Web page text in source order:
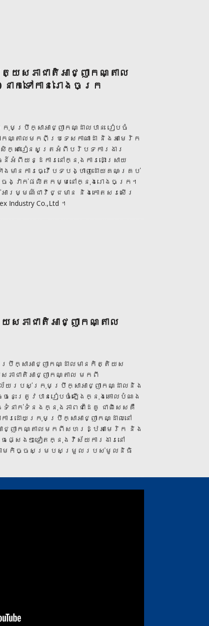
ភាជាតិអាជ្ញាកណ្តាល
ាក់ទៅកាន់រោងចក្រ
ប្រឹក្សាអាជ្ញាកណ្ដាលបាន រៀបចំ
ាលមកពីប្រទេសកាណាដា និងអាមេរិក
បីសិក្សារៀនសូត្រអំពីបរិបទការងារ
ពីយន្ដការនៅក្នុងការដោះស្រាយ
មានការធ្វើបទបង្ហាញដោយគណៈគ្រប់
និងចង្វាក់ផលិតកម្មនៅក្នុងរោងចក្រ។
ារម្មណ៍ជាវិជ្ជមាន និងកោតសរសើរ
Co.,Ltd ។
ាជាតិអាជ្ញាកណ្តាល
ក្សាអាជ្ញាកណ្ដាលមានកិត្តិយស
ាតិអាជ្ញាកណ្តាល មកពី
ល័យរបស់ក្រុមប្រឹក្សាអាជ្ញាកណ្ដាលនិង
េះត្រូវបានរៀបចំឡើងក្នុងគោលបំណង
ាក់ទំនងក្នុងភាពជាដៃគូ ជាពិសេសគឺ
រដោយក្រុមប្រឹក្សាអាជ្ញាកណ្ដាលនៅ
ញាកណ្តាលមកពីសហរដ្ឋអាមេរិក និង
ធផ្សេងៗទៀតក្នុងវិស័យការងារនៅ
រោមកិច្ចសម្របសម្រួលរបស់មូលនិធិ